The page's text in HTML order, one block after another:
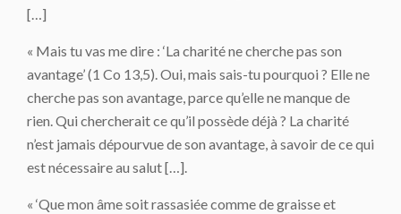
[…]
« Mais tu vas me dire : ‘La charité ne cherche pas son
avantage’ (1 Co 13,5). Oui, mais sais-tu pourquoi ? Elle ne
cherche pas son avantage, parce qu’elle ne manque de
rien. Qui chercherait ce qu’il possède déjà ? La charité
n’est jamais dépourvue de son avantage, à savoir de ce qui
est nécessaire au salut […].
« ‘Que mon âme soit rassasiée comme de graisse et